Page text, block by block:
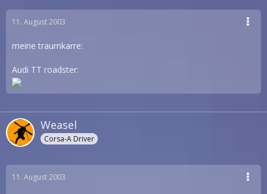
11. August 2003
meine traumkarre:
Audi TT roadster:
Weasel
Corsa-A Driver
11. August 2003